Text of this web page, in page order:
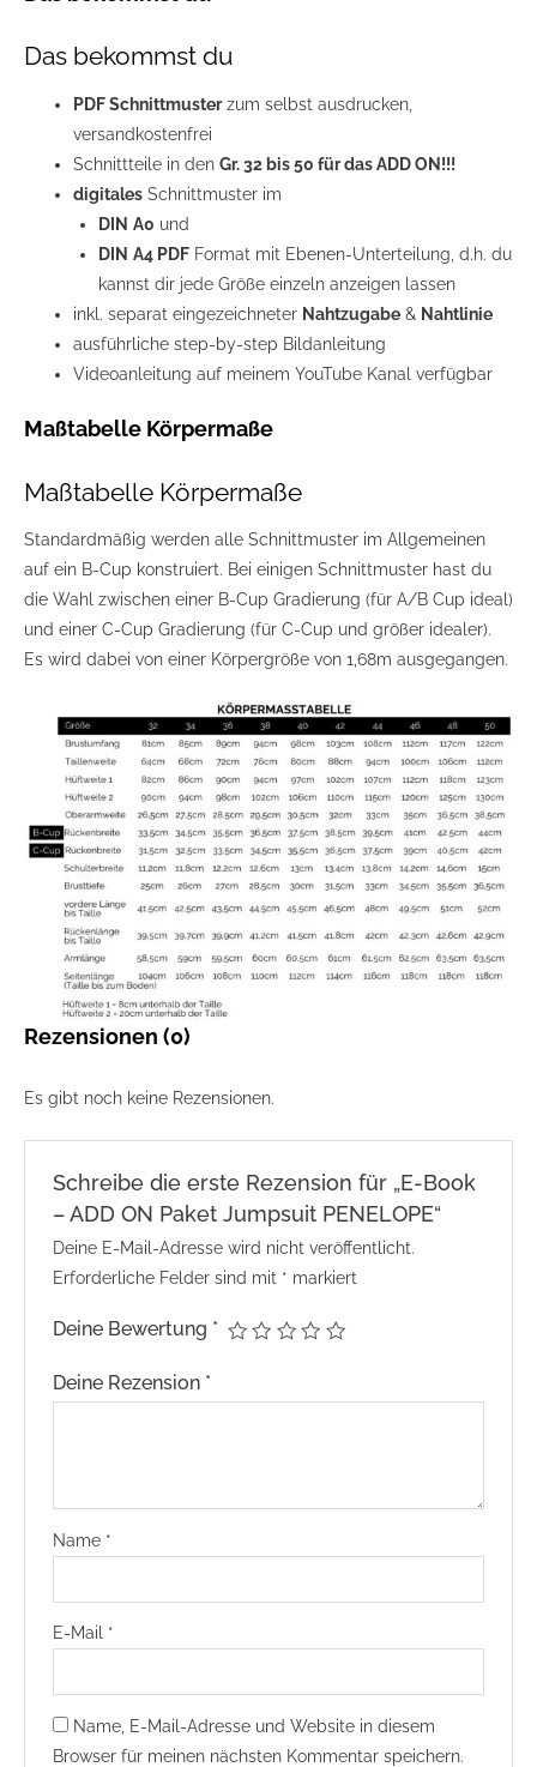
Das bekommst du
PDF Schnittmusterzum selbst ausdrucken,
versandkostenfrei
Schnittteile in denGr. 32 bis 50 für das ADD ON!!!
digitales Schnittmuster im
DIN A0 und
DIN A4 PDFFormat mit Ebenen-Unterteilung, d.h. du
kannst dir jede Größe einzeln anzeigen lassen
inkl. separat eingezeichneter Nahtzugabe & Nahtlinie
ausführliche step-by-step Bildanleitung
Videoanleitung auf meinem YouTube Kanal verfügbar
Maßtabelle Körpermaße
Maßtabelle Körpermaße
Standardmäßig werden alle Schnittmuster im Allgemeinen
auf ein B-Cup konstruiert. Bei einigen Schnittmuster hast du
die Wahl zwischen einer B-Cup Gradierung (für A/B Cup ideal)
und einer C-Cup Gradierung (für C-Cup und größer idealer).
Es wird dabei von einer Körpergröße von 1,68m ausgegangen.
Rezensionen (0)
Es gibt noch keine Rezensionen.
Schreibe die erste Rezension für „E-Book
– ADD ON Paket Jumpsuit PENELOPE“
Deine E-Mail-Adresse wird nicht veröffentlicht.
Erforderliche Felder sind mit * markiert
Deine Bewertung *
Deine Rezension *
Name *
E-Mail *
Name, E-Mail-Adresse und Website in diesem
Browser für meinen nächsten Kommentar speichern.